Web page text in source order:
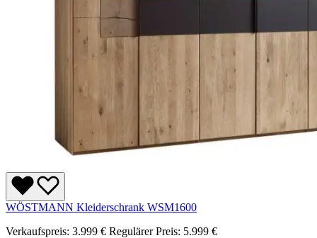
WÖSTMANN Kleiderschrank WSM1600
Verkaufspreis: 3.999 € Regulärer Preis: 5.999 €